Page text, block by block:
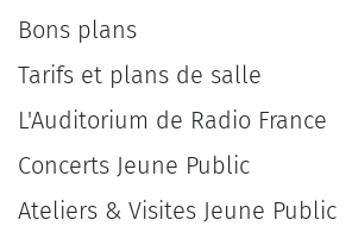
Bons plans
Tarifs et plans de salle
L'Auditorium de Radio France
Concerts Jeune Public
Ateliers & Visites Jeune Public